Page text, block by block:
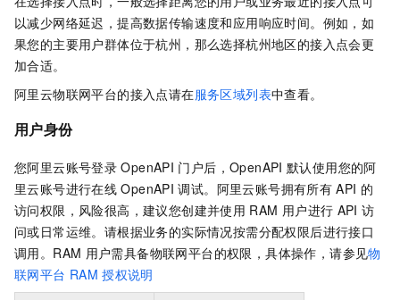
以减少网络延迟，提高数据传输速度和应用响应时间。例如，如
果您的主要用户群体位于杭州，那么选择杭州地区的接入点会更
加合适。
阿里云物联网平台的接入点请在服务区域列表中查看。
用户身份
您阿里云账号登录 OpenAPI 门户后，OpenAPI 默认使用您的阿
里云账号进行在线 OpenAPI 调试。阿里云账号拥有所有 API 的
访问权限，风险很高，建议您创建并使用 RAM 用户进行 API 访
问或日常运维。请根据业务的实际情况按需分配权限后进行接口
调用。RAM 用户需具备物联网平台的权限，具体操作，请参见物
联网平台 RAM 授权说明